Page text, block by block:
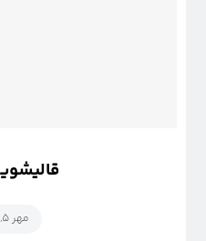
مهر ۵, ۱۴۰۰